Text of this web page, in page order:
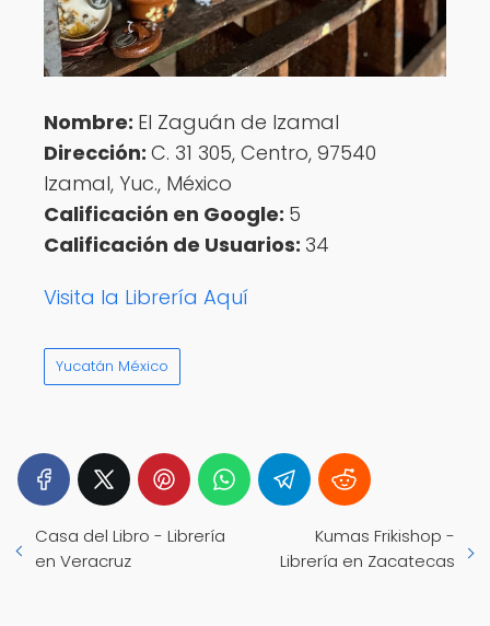
Nombre: El Zaguán de Izamal
Dirección: C. 31 305, Centro, 97540
Izamal, Yuc., México
Calificación en Google: 5
Calificación de Usuarios: 34
Visita la Librería Aquí
Yucatán México
Casa del Libro - Librería
en Veracruz
Kumas Frikishop -
Librería en Zacatecas